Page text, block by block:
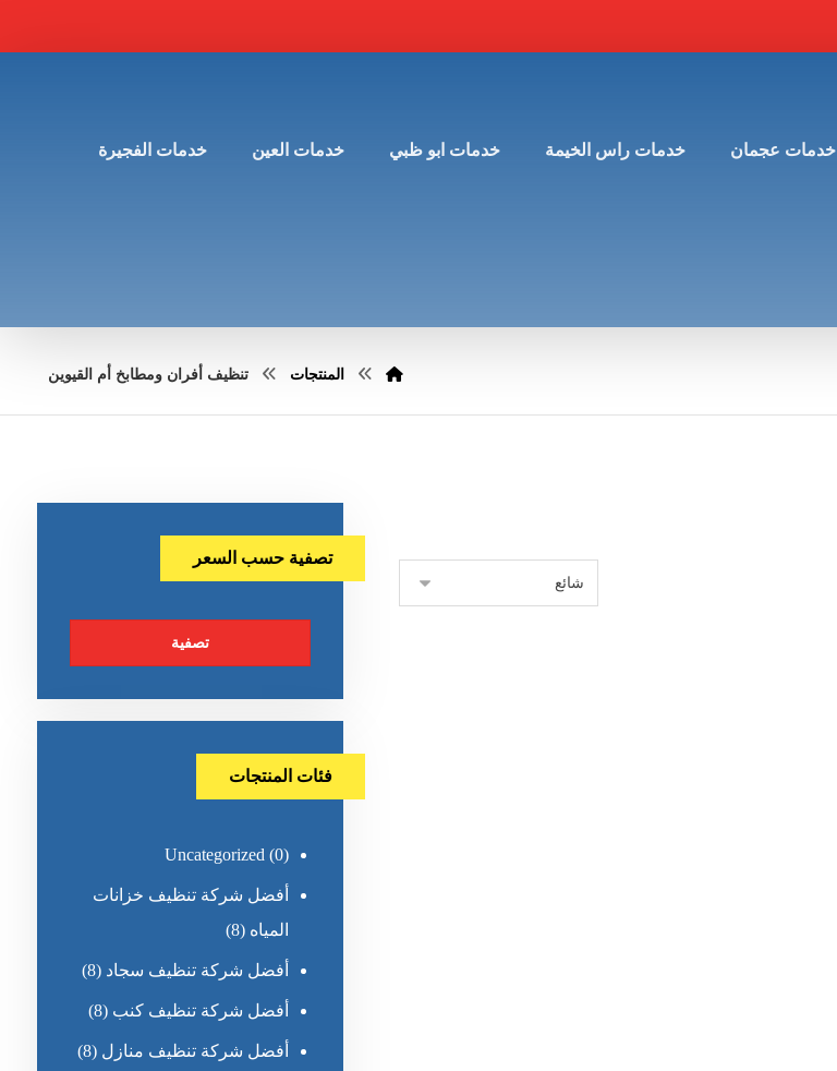
خدمات عجمان خدمات راس الخيمة خدمات ابو ظبي خدمات العين خدمات الفجيرة
المنتجات تنظيف أفران ومطابخ أم القيوين
تصفية حسب السعر
تصفية
فئات المنتجات
Uncategorized (0)
أفضل شركة تنظيف خزانات
المياه (8)
أفضل شركة تنظيف سجاد (8)
أفضل شركة تنظيف كنب (8)
أفضل شركة تنظيف منازل (8)